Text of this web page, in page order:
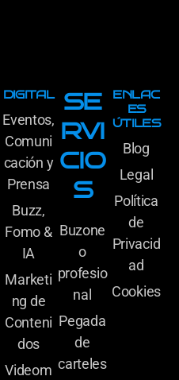
DIGITAL
Eventos,
Comuni
cación y
Prensa
Buzz,
Fomo &
IA
Marketi
ng de
Conteni
dos
Videom
SE
RVI
CIO
S
Buzone
o
profesio
nal
Pegada
de
carteles
ENLAC
ES
ÚTILES
Blog
Legal
Política
de
Privacid
ad
Cookies